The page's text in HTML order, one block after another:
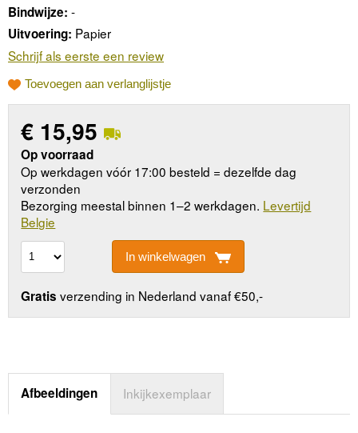
Bindwijze: -
Uitvoering: Papier
Schrijf als eerste een review
Toevoegen aan verlanglijstje
€ 15,95
Op voorraad
Op werkdagen vóór 17:00 besteld = dezelfde dag
verzonden
Bezorging meestal binnen 1–2 werkdagen. Levertijd
Belgie
In winkelwagen
Gratis verzending in Nederland vanaf €50,-
Afbeeldingen Inkijkexemplaar